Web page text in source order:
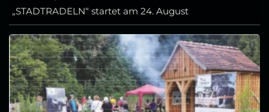
„STADTRADELN“ startet am 24. August